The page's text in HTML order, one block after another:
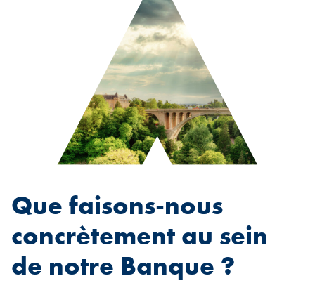
Que faisons-nous
concrètement au sein
de notre Banque ?